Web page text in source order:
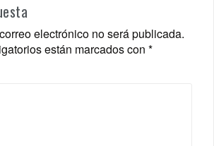
electrónico no será publicada.
están marcados con *